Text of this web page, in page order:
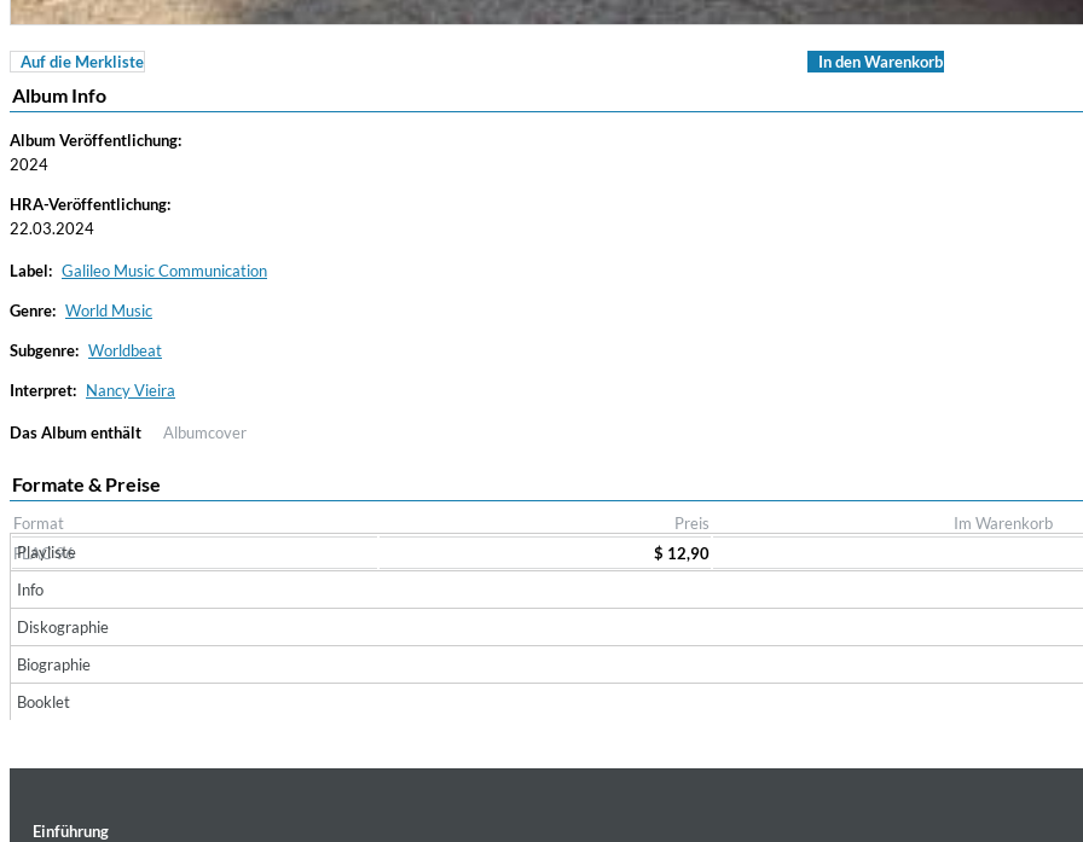
Skuli Sverrisson & Bill Frisell
Leipziger Streichquartett
Genre:
Auf die Merkliste In den Warenkorb
Album Info
Album Veröffentlichung:
2024
HRA-Veröffentlichung:
22.03.2024
Label: Galileo Music Communication
Genre: World Music
Subgenre: Worldbeat
Interpret: Nancy Vieira
Das Album enthält Albumcover
Formate & Preise
Format Preis Im Warenkorb
FLAC 96
$ 12,90
Playliste
Info
Diskographie
Biographie
Booklet
Einführung